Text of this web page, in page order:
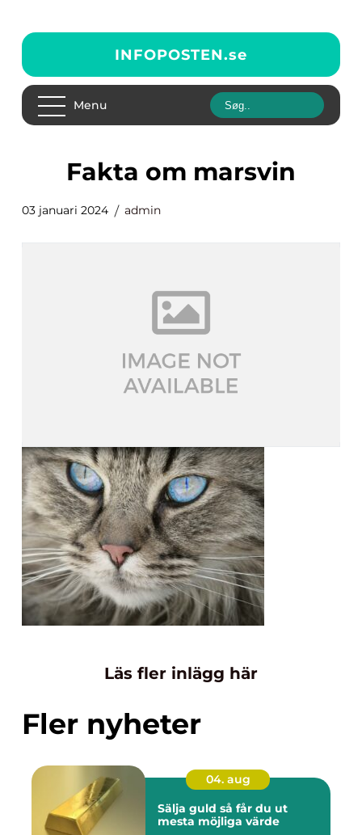
INFOPOSTEN.se
Menu
fakta om marsvin
03 januari 2024 admin
Läs fler inlägg här
Fler nyheter
04. aug
Sälja guld så får du ut
mesta möjliga värde